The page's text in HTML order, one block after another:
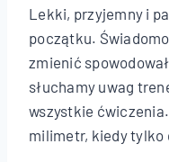
Lekki, przyjemny i
początku.
zmienić
słuchamy uwag
wszystkie
milimetr, kiedy tylko